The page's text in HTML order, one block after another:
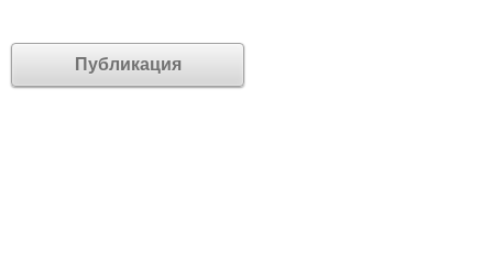
Публикация